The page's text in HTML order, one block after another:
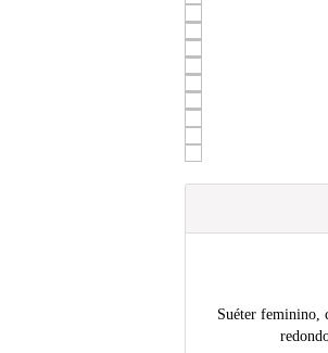
Suéter feminino,